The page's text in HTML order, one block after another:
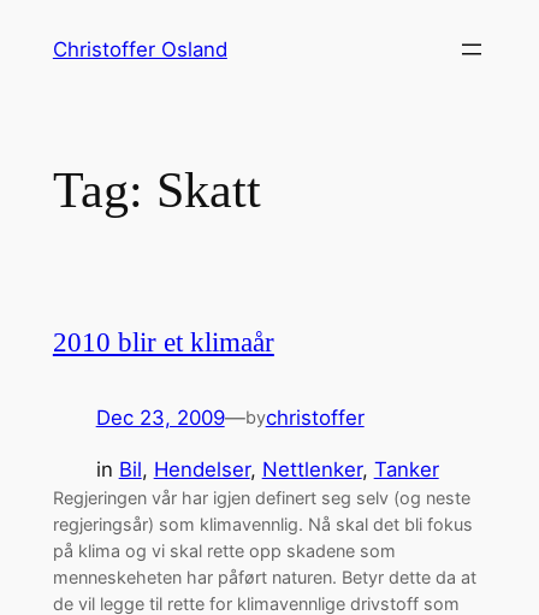
Christoffer Osland
Tag: Skatt
2010 blir et klimaår
Dec 23, 2009—bychristoffer
in Bil, Hendelser, Nettlenker, Tanker
Regjeringen vår har igjen definert seg selv (og neste
regjeringsår) som klimavennlig. Nå skal det bli fokus
på klima og vi skal rette opp skadene som
menneskeheten har påført naturen. Betyr dette da at
de vil legge til rette for klimavennlige drivstoff som